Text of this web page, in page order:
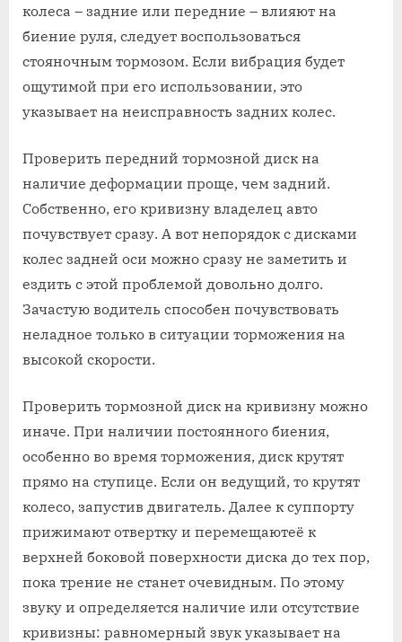
колеса – задние или передние – влияют на
биение руля, следует воспользоваться
стояночным тормозом. Если вибрация будет
ощутимой при его использовании, это
указывает на неисправность задних колес.
Проверить передний тормозной диск на
наличие деформации проще, чем задний.
Собственно, его кривизну владелец авто
почувствует сразу. А вот непорядок с дисками
колес задней оси можно сразу не заметить и
ездить с этой проблемой довольно долго.
Зачастую водитель способен почувствовать
неладное только в ситуации торможения на
высокой скорости.
Проверить тормозной диск на кривизну можно
иначе. При наличии постоянного биения,
особенно во время торможения, диск крутят
прямо на ступице. Если он ведущий, то крутят
колесо, запустив двигатель. Далее к суппорту
прижимают отвертку и перемещаютеё к
верхней боковой поверхности диска до тех пор,
пока трение не станет очевидным. По этому
звуку и определяется наличие или отсутствие
кривизны: равномерный звук указывает на